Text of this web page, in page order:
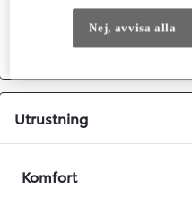
Växellåda
Utrustning
Komfort
Nej, avvisa alla